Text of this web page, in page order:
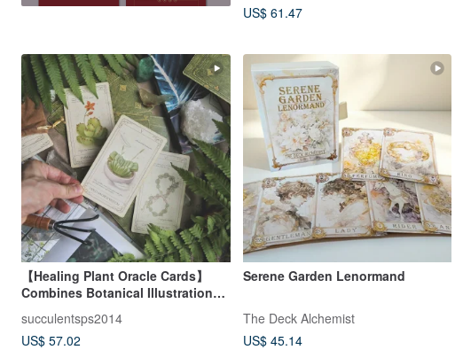
US$ 61.47
【Healing Plant Oracle Cards】
Combines Botanical Illustrations
× Healing Cards
succulentsps2014
US$ 57.02
Serene Garden Lenormand
The Deck Alchemist
US$ 45.14